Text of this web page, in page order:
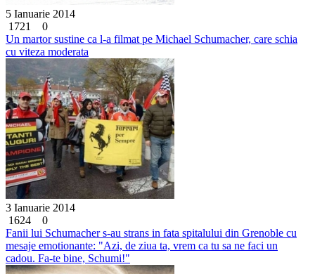
5 Ianuarie 2014
1721
0
Un martor sustine ca l-a filmat pe Michael Schumacher, care schia
cu viteza moderata
3 Ianuarie 2014
1624
0
Fanii lui Schumacher s-au strans in fata spitalului din Grenoble cu
mesaje emotionante: "Azi, de ziua ta, vrem ca tu sa ne faci un
cadou. Fa-te bine, Schumi!"